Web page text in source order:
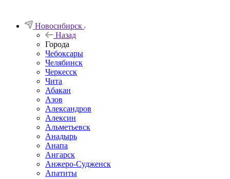
Новосибирск
Назад
Города
Чебоксары
Челябинск
Черкесск
Чита
Абакан
Азов
Александров
Алексин
Альметьевск
Анадырь
Анапа
Ангарск
Анжеро-Судженск
Апатиты